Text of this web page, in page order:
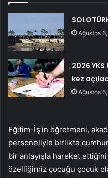
Ağustos
2026
kez
Ağustos
Eğitim-İş’in öğretmeni,
personeliyle birlikte
bir anlayışla hareket
özelliğimiz çocuğu çocuk